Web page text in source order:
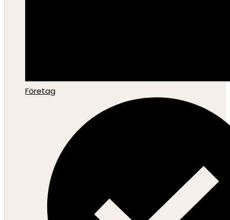
Företag